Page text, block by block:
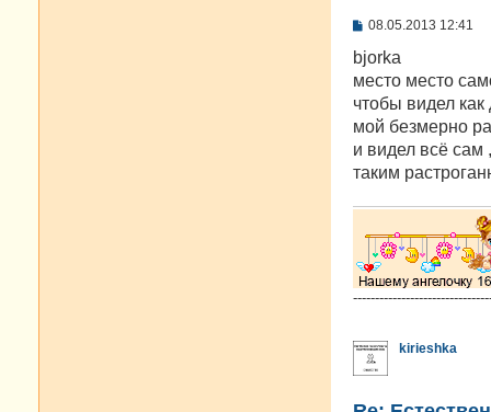
С
о
б
щ
е
и
е
08.05.2013 12:41
bjorka
место место
чтобы видел как
мой безмерно
и видел всё
таким
kirieshka